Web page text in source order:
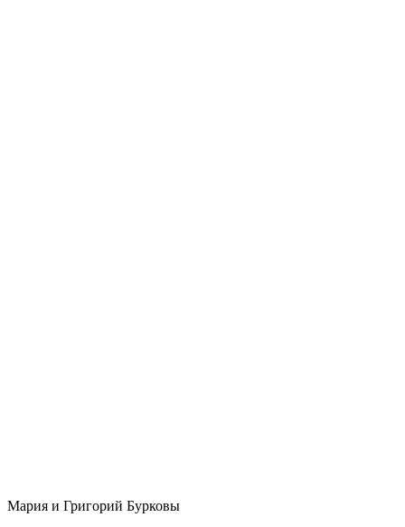
Мария и Григорий Бурковы